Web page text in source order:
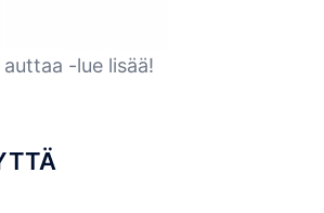
-lue lisää!